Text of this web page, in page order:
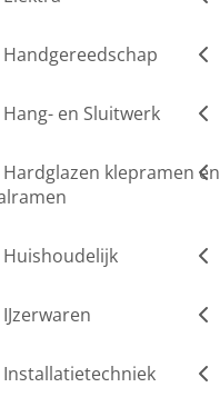
Handgereedschap
Hang- en Sluitwerk
Hardglazen klepramen en
Huishoudelijk
IJzerwaren
Installatietechniek